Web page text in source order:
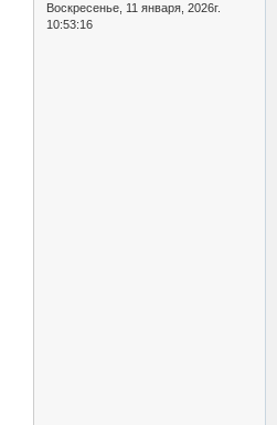
Воскресенье, 11 января, 2026г.
10:53:16